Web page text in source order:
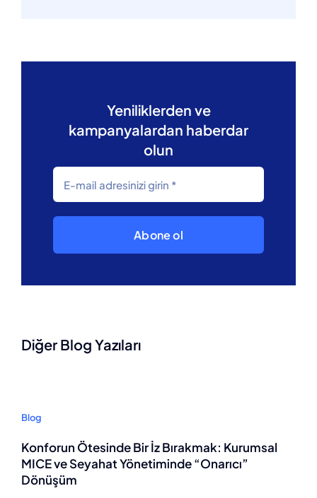
Yeniliklerden ve
kampanyalardan haberdar
olun
Abone ol
Diğer Blog Yazıları
Blog
Konforun Ötesinde Bir İz Bırakmak: Kurumsal
MICE ve Seyahat Yönetiminde “Onarıcı”
Dönüşüm